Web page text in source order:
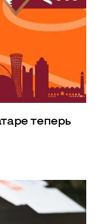
теперь